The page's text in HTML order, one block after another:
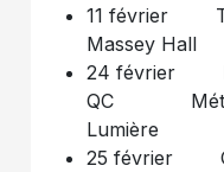
11
Massey Hall
24 février
QC
Lumière
25 février